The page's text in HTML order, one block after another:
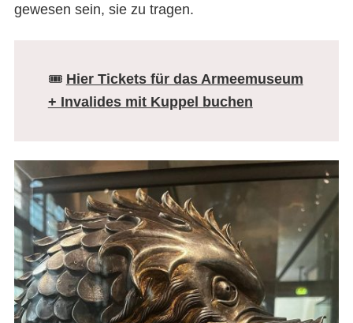
gewesen sein, sie zu tragen.
🎟️ Hier Tickets für das Armeemuseum
+ Invalides mit Kuppel buchen